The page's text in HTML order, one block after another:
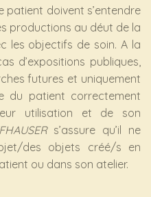
patient doivent s’entendre
productions au déut de la
les objectifs de soin. A la
d’expositions publiques,
futures et uniquement
du patient correctement
utilisation et de son
s’assure qu’il ne
des objets créé/s en
ou dans son atelier.